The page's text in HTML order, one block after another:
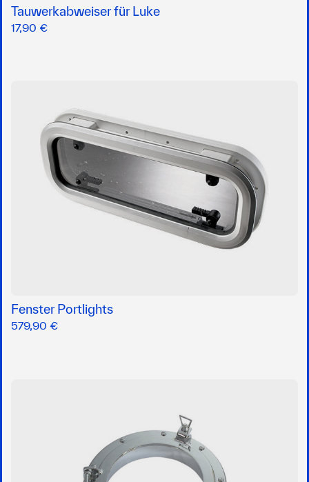
Tauwerkabweiser für Luke
17,90 €
Fenster Portlights
579,90 €